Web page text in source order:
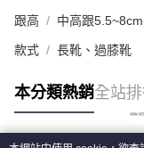
跟高 中高跟5.5~8cm
款式 長靴、過膝靴
本分類熱銷全站